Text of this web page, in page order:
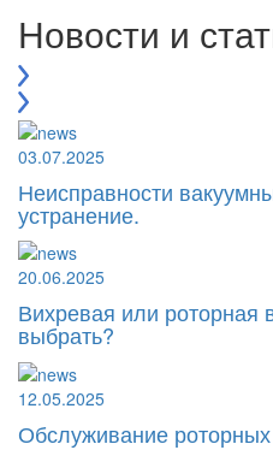
Новости и
03.07.2025
Неисправности
устранение.
20.06.2025
Вихревая или роторная
выбрать?
12.05.2025
Обслуживание